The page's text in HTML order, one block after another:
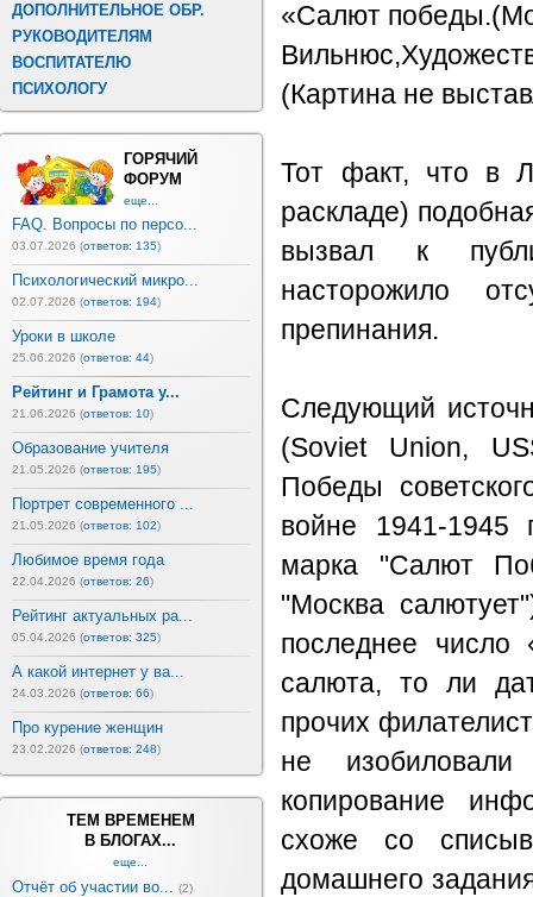
ДОПОЛНИТЕЛЬНОЕ ОБР.
РУКОВОДИТЕЛЯМ
ВОСПИТАТЕЛЮ
ПСИХОЛОГУ
ГОРЯЧИЙ
ФОРУМ
еще...
FAQ. Вопросы по персо...
03.07.2026 (ответов: 135)
Психологический микро...
02.07.2026 (ответов: 194)
Уроки в школе
25.06.2026 (ответов: 44)
Рейтинг и Грамота у...
21.06.2026 (ответов: 10)
Образование учителя
21.05.2026 (ответов: 195)
Портрет современного ...
21.05.2026 (ответов: 102)
Любимое время года
22.04.2026 (ответов: 26)
Рейтинг актуальных ра...
05.04.2026 (ответов: 325)
А какой интернет у ва...
24.03.2026 (ответов: 66)
Про курение женщин
23.02.2026 (ответов: 248)
ТЕМ ВРЕМЕНЕМ
В БЛОГАХ...
еще...
Отчёт об участии во... (2)
«Салют
(Картина не
Тот факт, что в
раскладе)
вызвал к
насторожило
препинания.
Следующий
(Soviet Union,
Победы
войне 1941-1945
марка "Салют
"Москва
последнее
салюта, то ли
прочих
не изобиловали
копирование
схоже со
домашнего